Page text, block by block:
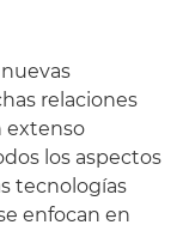
relaciones
extenso
los aspectos
tecnologías
enfocan en